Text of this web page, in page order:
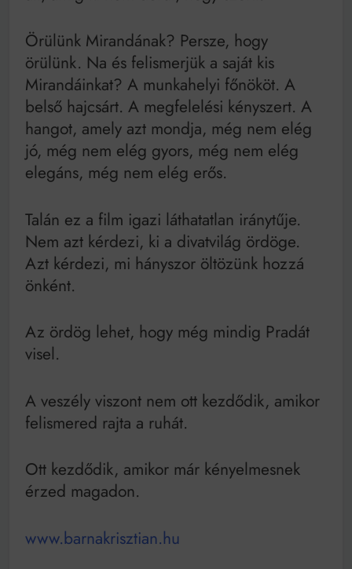
Örülünk Mirandának? Persze, hogy
örülünk. Na és felismerjük a saját kis
Mirandáinkat? A munkahelyi főnököt. A
belső hajcsárt. A megfelelési kényszert. A
hangot, amely azt mondja, még nem elég
jó, még nem elég gyors, még nem elég
elegáns, még nem elég erős.
Talán ez a film igazi láthatatlan iránytűje.
Nem azt kérdezi, ki a divatvilág ördöge.
Azt kérdezi, mi hányszor öltözünk hozzá
önként.
Az ördög lehet, hogy még mindig Pradát
visel.
A veszély viszont nem ott kezdődik, amikor
felismered rajta a ruhát.
Ott kezdődik, amikor már kényelmesnek
érzed magadon.
www.barnakrisztian.hu